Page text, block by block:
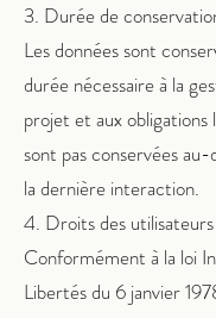
3. Durée de
Les données sont
durée nécessaire à la
projet et aux obligations
sont pas conservées au-
la dernière interaction.
4. Droits des utilisateurs
Conformément à la loi
Libertés du 6 janvier